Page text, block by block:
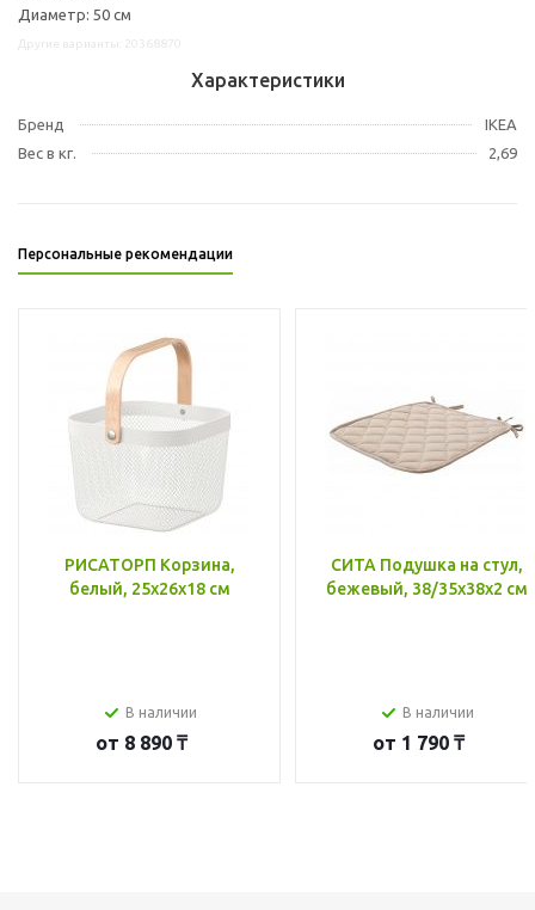
Диаметр: 50 см
Характеристики
Бренд
IKEA
Вес в кг.
2,69
Персональные рекомендации
РИСАТОРП Корзина,
белый, 25x26x18 см
В наличии
от 8 890 ₸
СИТА Подушка на стул,
бежевый, 38/35x38x2 см
В наличии
от 1 790 ₸